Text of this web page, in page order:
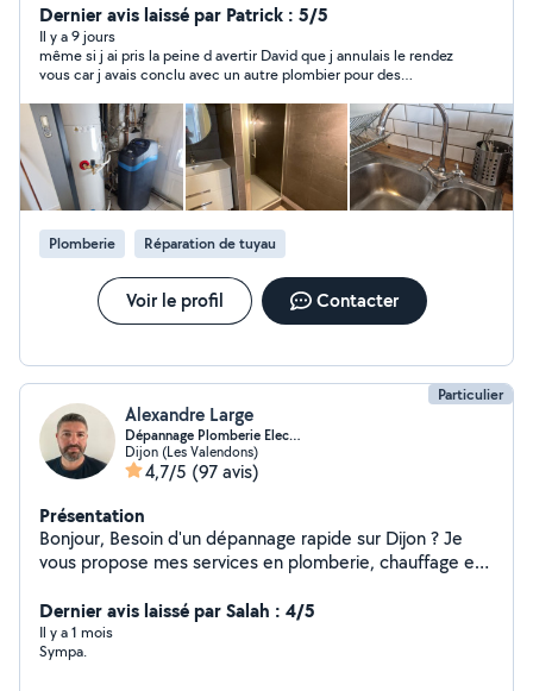
rénovation de salles de bain, ainsi que la pose
d'équipements sanitaires : WC, douche, baignoire,
lavabo, robinetterie, installation des réseaux d'eau et de
gaz, chauffe-eau. Je réalise également la pose et
l'entretien d'adoucisseurs, l'installation ou le
remplacement de VMC, ainsi que l'entretien de vos
systèmes de chauffage.Ramonage de cheminées (gaz,
fioul, bois). Dépannage sur tout type d'installation. Devis
gratuit Déplacement offert Disponible tous les jours,
n'hésitez pas à me contacter. Je reste à votre
disposition et vous souhaite une excellente journée.
Dernier avis laissé par Patrick : 5/5
Il y a 9 jours
même si j ai pris la peine d avertir David que j annulais le rendez
vous car j avais conclu avec un autre plombier pour des
monsieur très sympatique.
Plomberie Réparation de tuyau
Voir le profil Contacter
Particulier
Alexandre Large
Dépannage Plomberie Elec…
Dijon (Les Valendons)
4,7/5 (97 avis)
Présentation
Bonjour, Besoin d'un dépannage rapide sur Dijon ? Je
vous propose mes services en plomberie, chauffage et
Dépannage rapide : Fuite d'eau / problème de
plomberie Panne électrique / disjoncteur / prises
Chauffage en panne / radiateur / Mes engagements :
Dernier avis laissé par Salah : 4/5
Il y a 1 mois
Sympa.